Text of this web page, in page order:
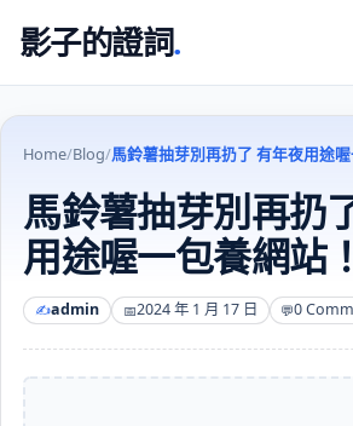
影子的證詞.
Home/Blog/馬鈴薯抽芽別再扔了 有年夜用途
馬鈴薯抽芽別再扔
用途喔一包養網站
admin 2024 年 1 月 17 日 0